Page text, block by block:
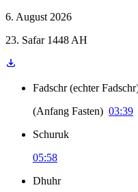
6. August 2026
23. Safar 1448 AH
Fadschr (echter Fadschr
(Anfang Fasten) 03:39
Schuruk
05:58
Dhuhr